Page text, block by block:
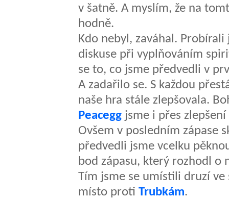
v šatně. A myslím, že na
hodně.
Kdo nebyl, zaváhal.
diskuse při vyplňováním
se to, co jsme předvedli v
A zadařilo se. S každou
naše hra stále zlepšovala.
Peaceggjsme i přes
Ovšem v posledním zápase
předvedli jsme vcelku
bod zápasu, který rozhodl o
Tím jsme se umístili druzí ve
místo proti Trubkám.